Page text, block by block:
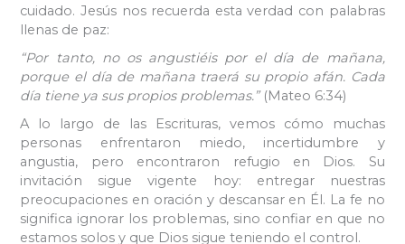
cuidado. Jesús nos recuerda esta verdad con palabras
llenas de paz:
“Por tanto, no os angustiéis por el día de mañana,
porque el día de mañana traerá su propio afán. Cada
día tiene ya sus propios problemas.”(Mateo 6:34)
A lo largo de las Escrituras, vemos cómo muchas
personas enfrentaron miedo, incertidumbre y
angustia, pero encontraron refugio en Dios. Su
invitación sigue vigente hoy: entregar nuestras
preocupaciones en oración y descansar en Él. La fe no
significa ignorar los problemas, sino confiar en que no
estamos solos y que Dios sigue teniendo el control.